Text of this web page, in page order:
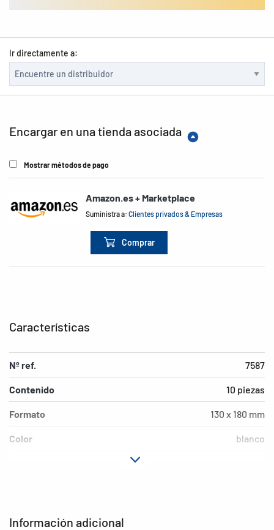
Ir directamente a:
Encargar en una tienda asociada
Mostrar métodos de pago
Amazon.es + Marketplace
Suministra a:Clientes privados & Empresas
Comprar
Información adicional
Características
Nº ref. 7587
Contenido 10 piezas
Formato 130 x 180 mm
Color blanco